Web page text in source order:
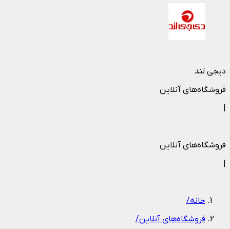
دیجی لند
فروشگاه‌های آنلاین
فروشگاه‌های آنلاین
خانه/
فروشگاه‌های آنلاین/